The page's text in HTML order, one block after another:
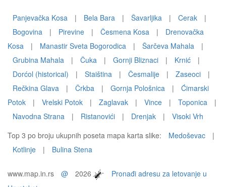
Panjevačka Kosa | Bela Bara | Šavarljika | Cerak
|
Bogovina
| Pirevine | Česmena Kosa |
Drenovačka
Kosa
| Manastir Sveta Bogorodica | Šarčeva Mahala
|
Grubina Mahala
| Čuka | Gornji Bliznaci | Krnić
|
Dorćol (historical)
| Staiština | Česmalije | Zaseoci
|
Rečkina Glava
| Črkba | Gornja Pološnica |
Ćimarski
Potok
| Vrelski Potok | Zaglavak | Vince | Toponica
|
Navodna Strana
| Ristanovići | Drenjak |
Visoki Vrh
Top 3 po broju ukupnih poseta mapa karta slike:
Medoševac
|
Kotlinje
| Bulina Stena
www.map.in.rs @ 2026
Pronađi adresu za letovanje u